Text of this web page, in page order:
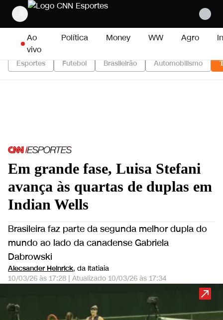
Pular para o conteúdo
Ao
vivo
Política Money WW Agro
Esportes Futebol Brasileirão Automobilismo
Em grande fase, Luisa Stefani
avança às quartas de duplas em
Indian Wells
Brasileira faz parte da segunda melhor dupla do
mundo ao lado da canadense Gabriela
Dabrowski
Alecsander Heinrick, da Itatiaia
10/03/26 às 17:28 | Atualizado 10/03/26 às 17:34